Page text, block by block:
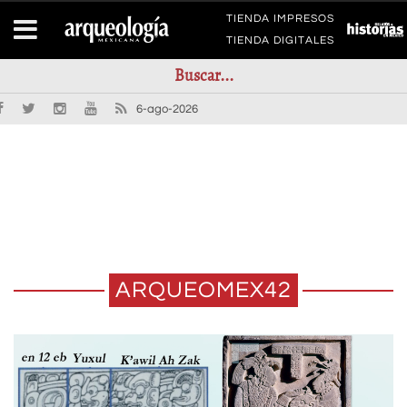
TIENDA IMPRESOS
TIENDA DIGITALES
6-ago-2026
ARQUEOMEX42